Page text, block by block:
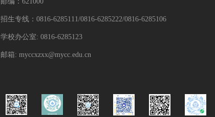
招生专线：0816-6285111/0816-6285222/0816-6285106
学校办公室: 0816-6285123
邮箱: myccxzxx@mycc.edu.cn